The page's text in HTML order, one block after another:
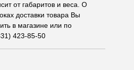
от габаритов и веса. О
доставки товара Вы
в магазине или по
423-85-50